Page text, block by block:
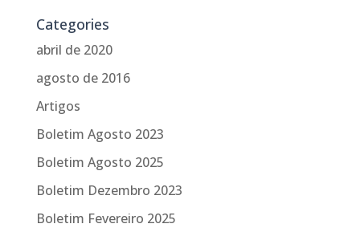
Categories
abril de 2020
agosto de 2016
Artigos
Boletim Agosto 2023
Boletim Agosto 2025
Boletim Dezembro 2023
Boletim Fevereiro 2025